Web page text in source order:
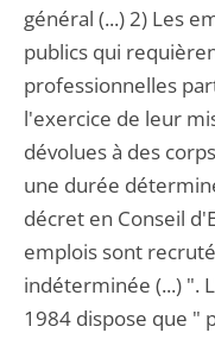
général (...) 2) Les
publics qui
professionnelles
l'exercice de leur
dévolues à des
une durée
décret en Conseil
emplois sont
indéterminée (...) ".
1984 dispose que "